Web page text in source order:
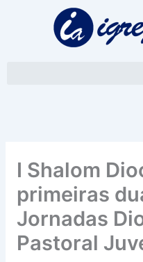
I Shalom
primeiras
Jornadas
Pastoral